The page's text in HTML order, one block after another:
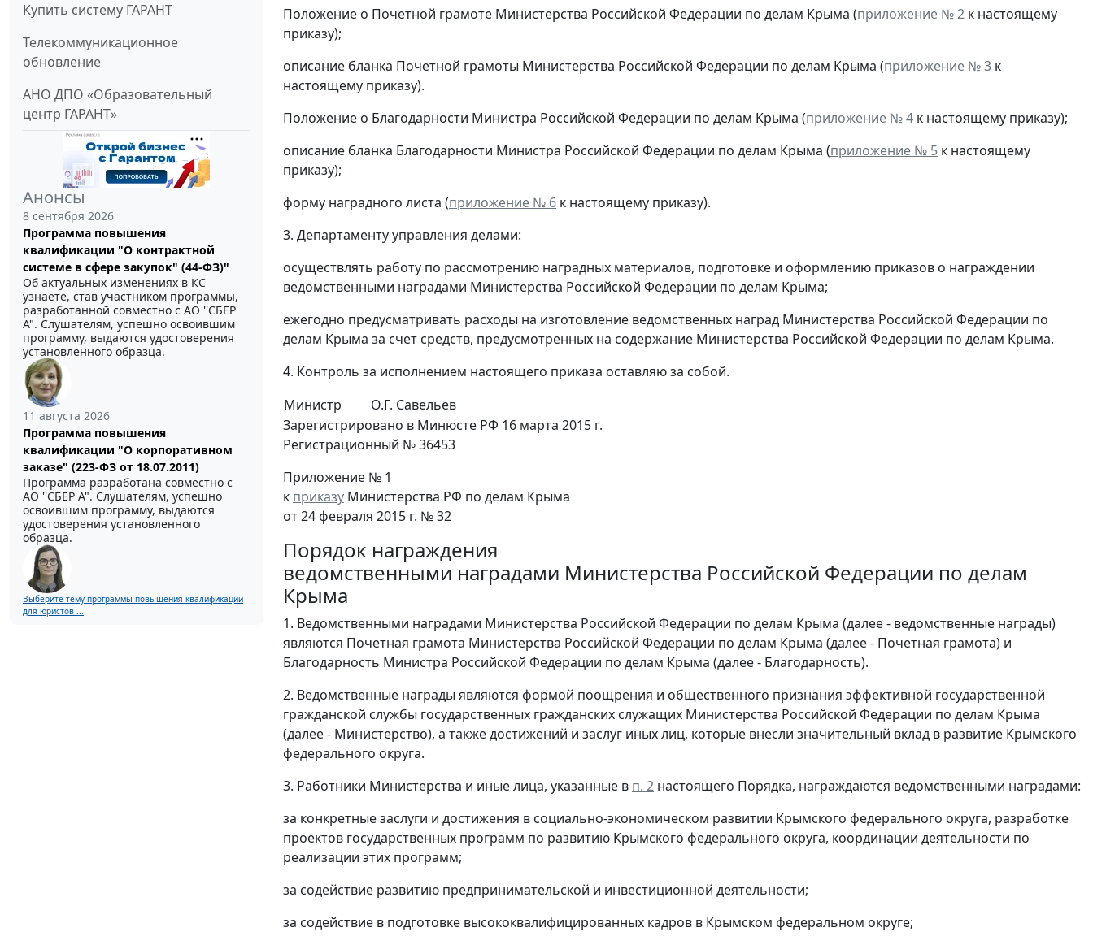
Купить систему ГАРАНТ
Телекоммуникационное
обновление
АНО ДПО «Образовательный
центр ГАРАНТ»
Анонсы
8 сентября 2026
Программа повышения
квалификации "О контрактной
системе в сфере закупок" (44-ФЗ)"
Об актуальных изменениях в КС
узнаете, став участником программы,
разработанной совместно с АО ''СБЕР
А". Слушателям, успешно освоившим
программу, выдаются удостоверения
установленного образца.
11 августа 2026
Программа повышения
квалификации "О корпоративном
заказе" (223-ФЗ от 18.07.2011)
Программа разработана совместно с
АО ''СБЕР А". Слушателям, успешно
освоившим программу, выдаются
удостоверения установленного
образца.
Выберите тему программы повышения квалификации
для юристов ...
Положение о Почетной грамоте Министерства Российской Федерации по делам Крыма (приложение № 2 к настоящему
приказу);
описание бланка Почетной грамоты Министерства Российской Федерации по делам Крыма (приложение № 3 к
настоящему приказу).
Положение о Благодарности Министра Российской Федерации по делам Крыма (приложение № 4 к настоящему приказу);
описание бланка Благодарности Министра Российской Федерации по делам Крыма (приложение № 5 к настоящему
приказу);
форму наградного листа (приложение № 6 к настоящему приказу).
3. Департаменту управления делами:
осуществлять работу по рассмотрению наградных материалов, подготовке и оформлению приказов о награждении
ведомственными наградами Министерства Российской Федерации по делам Крыма;
ежегодно предусматривать расходы на изготовление ведомственных наград Министерства Российской Федерации по
делам Крыма за счет средств, предусмотренных на содержание Министерства Российской Федерации по делам Крыма.
4. Контроль за исполнением настоящего приказа оставляю за собой.
Министр
О.Г. Савельев
Зарегистрировано в Минюсте РФ 16 марта 2015 г.
Регистрационный № 36453
Приложение № 1
к приказу Министерства РФ по делам Крыма
от 24 февраля 2015 г. № 32
Порядок награждения
ведомственными наградами Министерства Российской Федерации по делам
Крыма
1. Ведомственными наградами Министерства Российской Федерации по делам Крыма (далее - ведомственные награды)
являются Почетная грамота Министерства Российской Федерации по делам Крыма (далее - Почетная грамота) и
Благодарность Министра Российской Федерации по делам Крыма (далее - Благодарность).
2. Ведомственные награды являются формой поощрения и общественного признания эффективной государственной
гражданской службы государственных гражданских служащих Министерства Российской Федерации по делам Крыма
(далее - Министерство), а также достижений и заслуг иных лиц, которые внесли значительный вклад в развитие Крымского
федерального округа.
3. Работники Министерства и иные лица, указанные в п. 2 настоящего Порядка, награждаются ведомственными наградами:
за конкретные заслуги и достижения в социально-экономическом развитии Крымского федерального округа, разработке
проектов государственных программ по развитию Крымского федерального округа, координации деятельности по
реализации этих программ;
за содействие развитию предпринимательской и инвестиционной деятельности;
за содействие в подготовке высококвалифицированных кадров в Крымском федеральном округе;